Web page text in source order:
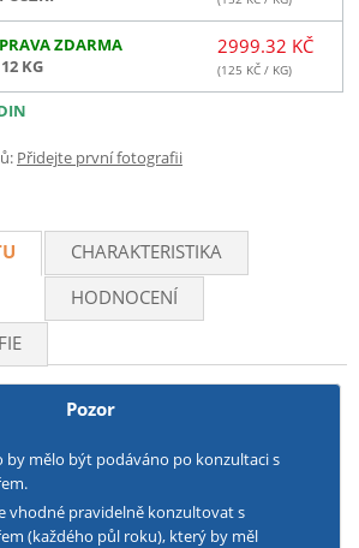
ZDARMA
KG
2999.32 KČ
(125 KČ / KG)
Přidejte první fotografii
CHARAKTERISTIKA
HODNOCENÍ
Pozor
by mělo být podáváno po konzultaci s
vhodné pravidelně konzultovat s
(každého půl roku), který by měl